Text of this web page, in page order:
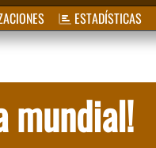
ESTADÍSTICAS
mundial!